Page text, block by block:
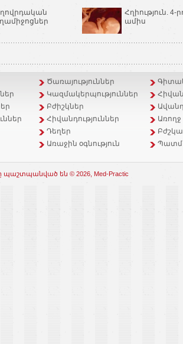
Հղիություն. 4-
ամիս
Ծառայություններ
Կազմակերպություններ
Բժիշկներ
Հիվանդություններ
Դեղեր
Առաջին օգնություն
պաշտպանված են © 2026, Med-Practic